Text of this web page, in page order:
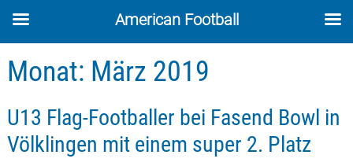
Skip
to
content
Monat: März 2019
U13 Flag-Footballer bei Fasend Bowl in
Völklingen mit einem super 2. Platz
American Football